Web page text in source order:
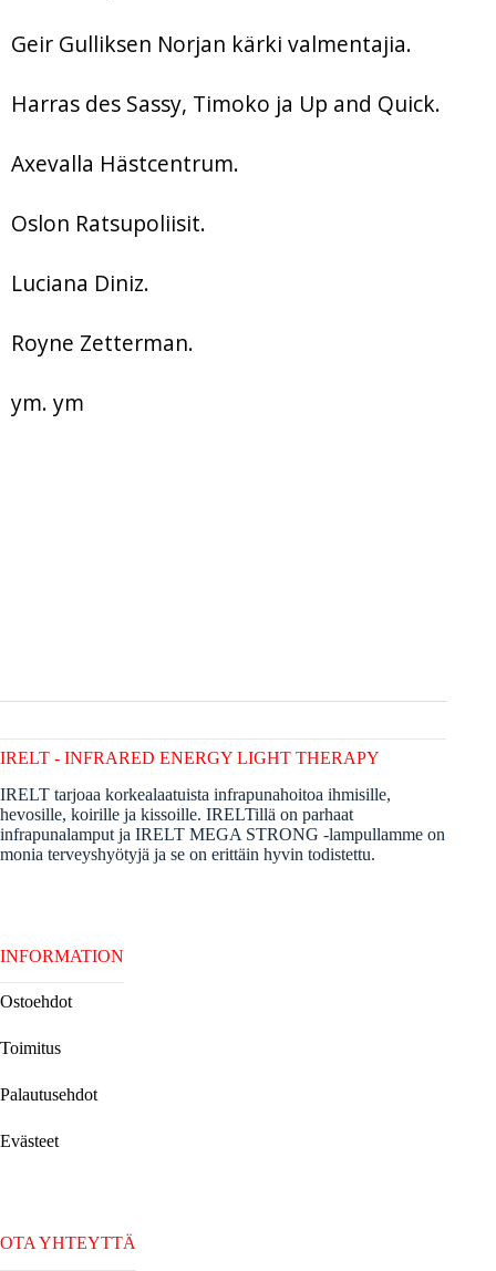
Geir Gulliksen Norjan kärki valmentajia.
Harras des Sassy, Timoko ja Up and Quick.
Axevalla Hästcentrum.
Oslon Ratsupoliisit.
Luciana Diniz.
Royne Zetterman.
ym. ym
IRELT - INFRARED ENERGY LIGHT THERAPY
IRELT tarjoaa korkealaatuista infrapunahoitoa ihmisille,
hevosille, koirille ja kissoille. IRELTillä on parhaat
infrapunalamput ja IRELT MEGA STRONG -lampullamme on
monia terveyshyötyjä ja se on erittäin hyvin todistettu.
INFORMATION
Ostoehdot
Toimitus
Palautusehdot
Evästeet
OTA YHTEYTTÄ